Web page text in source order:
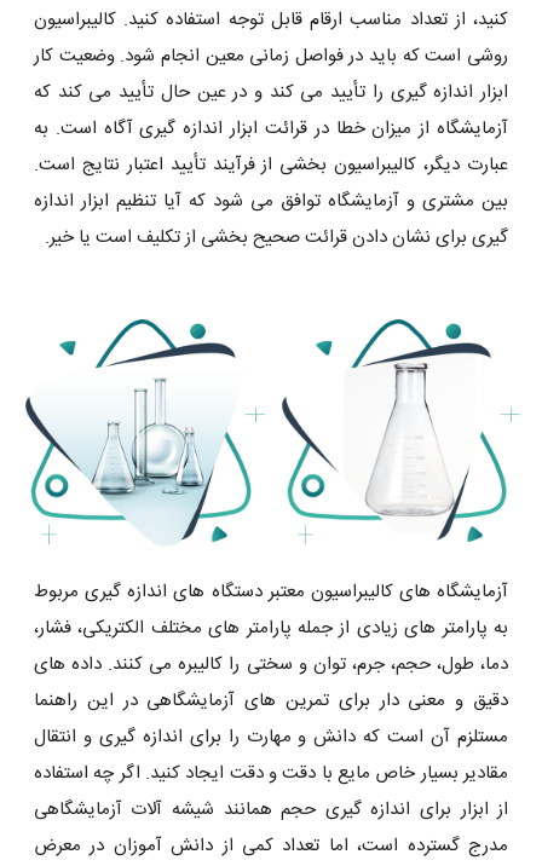
کنید، از تعداد مناسب ارقام قابل توجه استفاده کنید. کالیبراسیون
روشی است که باید در فواصل زمانی معین انجام شود. وضعیت کار
ابزار اندازه گیری را تأیید می کند و در عین حال تأیید می کند که
آزمایشگاه از میزان خطا در قرائت ابزار اندازه گیری آگاه است. به
عبارت دیگر، کالیبراسیون بخشی از فرآیند تأیید اعتبار نتایج است.
بین مشتری و آزمایشگاه توافق می شود که آیا تنظیم ابزار اندازه
گیری برای نشان دادن قرائت صحیح بخشی از تکلیف است یا خیر.
آزمایشگاه های کالیبراسیون معتبر دستگاه های اندازه گیری مربوط
به پارامتر های زیادی از جمله پارامتر های مختلف الکتریکی، فشار،
دما، طول، حجم، جرم، توان و سختی را کالیبره می کنند. داده‌ های
دقیق و معنی ‌دار برای تمرین‌ های آزمایشگاهی در این راهنما
مستلزم آن است که دانش و مهارت را برای اندازه‌ گیری و انتقال
مقادیر بسیار خاص مایع با دقت و دقت ایجاد کنید. اگر چه استفاده
از ابزار برای اندازه ‌گیری حجم همانند شیشه آلات آزمایشگاهی
مدرج گسترده است، اما تعداد کمی از دانش ‌آموزان در معرض